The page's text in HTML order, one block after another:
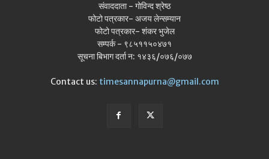
संवाददाता - गोविन्द श्रेष्ठ
फोटो पत्रकार- अजय लेन्सम्यान
फोटो पत्रकार- शंकर भुजेल
सम्पर्क - ९८५११५०४७१
सूचना बिभाग दर्ता न: १४३६/०७६/०७७
Contact us: timesannapurna@gmail.com